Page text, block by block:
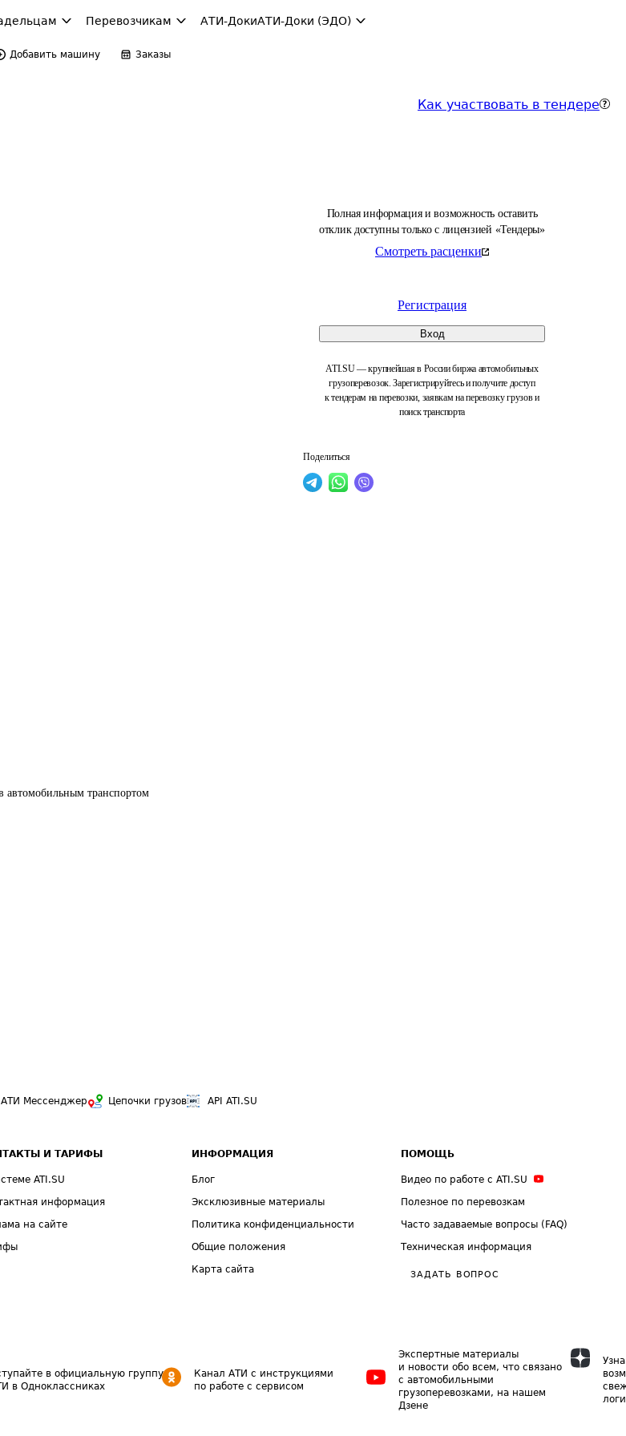
Перевозчикам АТИ-ДокиАТИ-Доки (ЭДО)
Добавить машину Заказы
Как участвовать в тендере
Полная информация и возможность оставить
отклик доступны только с лицензией «Тендеры»
Смотреть расценки
Регистрация
Вход
ATI.SU — крупнейшая в России биржа автомобильных
грузоперевозок. Зарегистрируйтесь и получите доступ
к тендерам на перевозки, заявкам на перевозку грузов и
поиск транспорта
Поделиться
АТИ Мессенджер Цепочки грузов API ATI.SU
И ТАРИФЫ
ATI.SU
информация
на сайте
ИНФОРМАЦИЯ
Блог
Эксклюзивные материалы
Политика конфиденциальности
Общие положения
Карта сайта
ПОМОЩЬ
Видео по работе с ATI.SU
Полезное по перевозкам
Часто задаваемые вопросы (FAQ)
Техническая информация
ЗАДАТЬ ВОПРОС
в официальную группу
в Одноклассниках
Канал АТИ с инструкциями
по работе с сервисом
Экспертные материалы
и новости обо всем, что связано
с автомобильными
грузоперевозками, на нашем
Дзене